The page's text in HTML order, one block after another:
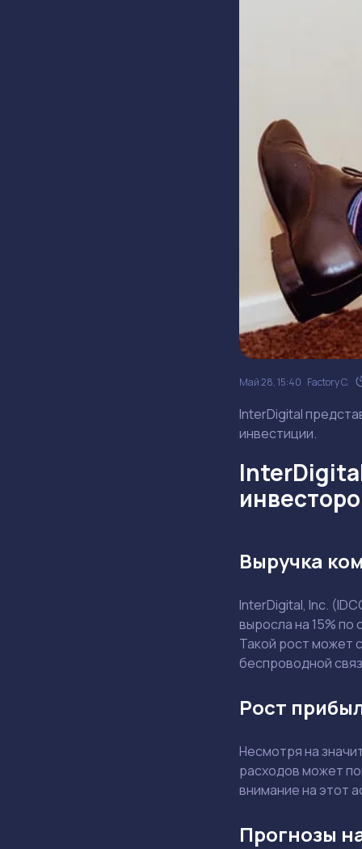
Май 28, 15:40 Factory C.
InterDigital
инвестиции.
Выручка
InterDigital, Inc.
выросла на 15%
Такой рост может
беспроводной
Рост
Несмотря на
расходов может
внимание на этот
Прогнозы